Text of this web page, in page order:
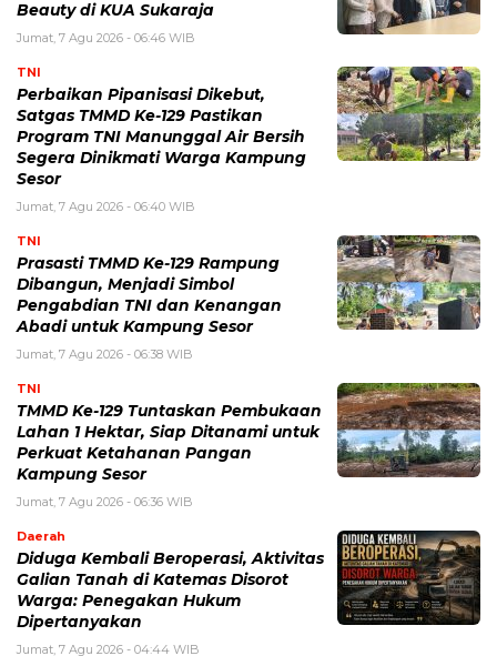
Beauty di KUA Sukaraja
Jumat, 7 Agu 2026 - 06:46 WIB
TNI
Perbaikan Pipanisasi Dikebut,
Satgas TMMD Ke-129 Pastikan
Program TNI Manunggal Air Bersih
Segera Dinikmati Warga Kampung
Sesor
Jumat, 7 Agu 2026 - 06:40 WIB
TNI
Prasasti TMMD Ke-129 Rampung
Dibangun, Menjadi Simbol
Pengabdian TNI dan Kenangan
Abadi untuk Kampung Sesor
Jumat, 7 Agu 2026 - 06:38 WIB
TNI
TMMD Ke-129 Tuntaskan Pembukaan
Lahan 1 Hektar, Siap Ditanami untuk
Perkuat Ketahanan Pangan
Kampung Sesor
Jumat, 7 Agu 2026 - 06:36 WIB
Daerah
Diduga Kembali Beroperasi, Aktivitas
Galian Tanah di Katemas Disorot
Warga: Penegakan Hukum
Dipertanyakan
Jumat, 7 Agu 2026 - 04:44 WIB